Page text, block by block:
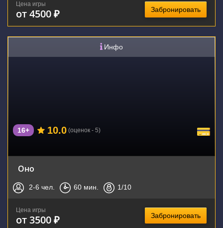
Цена игры
от 4500 ₽ Забронировать
Инфо
16+ 10.0 (оценок - 5)
Оно
2-6 чел. 60 мин. 1/10
Цена игры
от 3500 ₽ Забронировать